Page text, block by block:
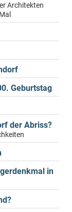
Architekten
Geburtstag
der Abriss?
in